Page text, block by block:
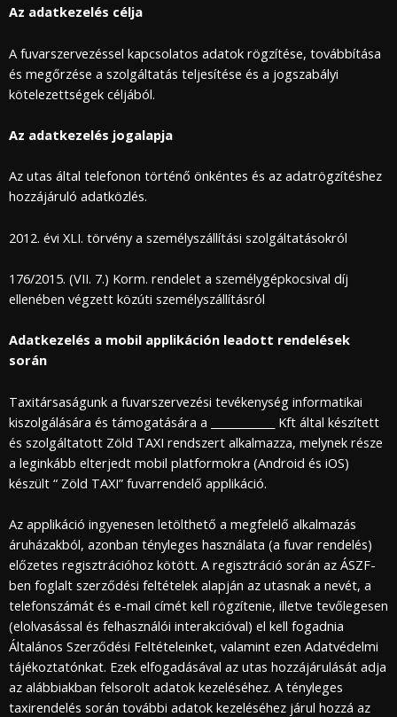
Az adatkezelés célja
A fuvarszervezéssel kapcsolatos adatok rögzítése, továbbítása
és megőrzése a szolgáltatás teljesítése és a jogszabályi
kötelezettségek céljából.
Az adatkezelés jogalapja
Az utas által telefonon történő önkéntes és az adatrögzítéshez
hozzájáruló adatközlés.
2012. évi XLI. törvény a személyszállítási szolgáltatásokról
176/2015. (VII. 7.) Korm. rendelet a személygépkocsival díj
ellenében végzett közúti személyszállításról
Adatkezelés a mobil applikáción leadott rendelések
során
Taxitársaságunk a fuvarszervezési tevékenység informatikai
kiszolgálására és támogatására a ____________ Kft által készített
és szolgáltatott Zöld TAXI rendszert alkalmazza, melynek része
a leginkább elterjedt mobil platformokra (Android és iOS)
készült “ Zöld TAXI” fuvarrendelő applikáció.
Az applikáció ingyenesen letölthető a megfelelő alkalmazás
áruházakból, azonban tényleges használata (a fuvar rendelés)
előzetes regisztrációhoz kötött. A regisztráció során az ÁSZF-
ben foglalt szerződési feltételek alapján az utasnak a nevét, a
telefonszámát és e-mail címét kell rögzítenie, illetve tevőlegesen
(elolvasással és felhasználói interakcióval) el kell fogadnia
Általános Szerződési Feltételeinket, valamint ezen Adatvédelmi
tájékoztatónkat. Ezek elfogadásával az utas hozzájárulását adja
az alábbiakban felsorolt adatok kezeléséhez. A tényleges
taxirendelés során további adatok kezeléséhez járul hozzá az